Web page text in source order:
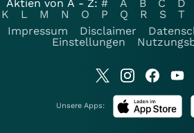
Aktien von A - Z: # A B C D
K
L M N O P Q R S T
Impressum
Disclaimer
Einstellungen
Unsere Apps: